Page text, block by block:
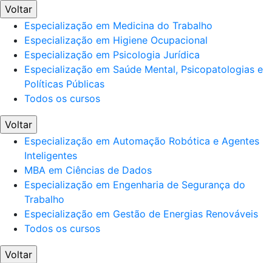
Voltar
Especialização em Medicina do Trabalho
Especialização em Higiene Ocupacional
Especialização em Psicologia Jurídica
Especialização em Saúde Mental, Psicopatologias e
Políticas Públicas
Todos os cursos
Voltar
Especialização em Automação Robótica e Agentes
Inteligentes
MBA em Ciências de Dados
Especialização em Engenharia de Segurança do
Trabalho
Especialização em Gestão de Energias Renováveis
Todos os cursos
Voltar